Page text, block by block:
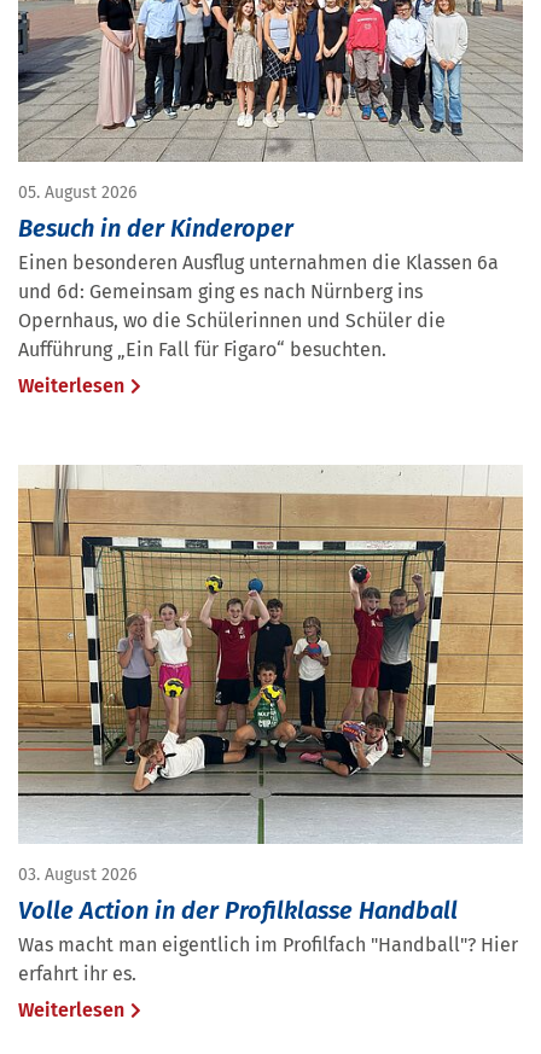
05. August 2026
Besuch in der Kinderoper
Einen besonderen Ausflug unternahmen die Klassen 6a
und 6d: Gemeinsam ging es nach Nürnberg ins
Opernhaus, wo die Schülerinnen und Schüler die
Aufführung „Ein Fall für Figaro“ besuchten.
Weiterlesen
03. August 2026
Volle Action in der Profilklasse Handball
Was macht man eigentlich im Profilfach "Handball"? Hier
erfahrt ihr es.
Weiterlesen